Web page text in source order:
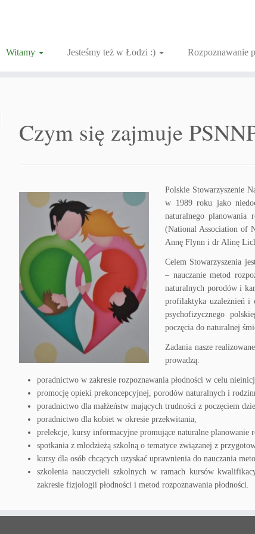
Witamy Jesteśmy też w Łodzi :) Rozpoznawanie
Czym się zajmuje
Polskie Stowarzyszenie
w 1989 roku jako
naturalnego planowania
(National Association of
Annę Flynn i dr Alinę
Celem Stowarzyszenia
– nauczanie metod
naturalnych porodów i
profilaktyka uzależnień i
psychofizycznego
poczęcia do naturalnej
Zadania nasze
prowadzą:
poradnictwo w zakresie rozpoznawania płodności w celu
promocję opieki prekoncepcyjnej, porodów naturalnych i
poradnictwo dla małżeństw mających trudności z poczęciem
poradnictwo dla kobiet w okresie przekwitania,
prelekcje, kursy informacyjne promujące naturalne planowanie
spotkania z młodzieżą szkolną o tematyce związanej z
kursy dla osób chcących uzyskać uprawnienia do nauczania
szkolenia nauczycieli szkolnych w ramach kursów
zakresie fizjologii płodności i metod rozpoznawania płodności.